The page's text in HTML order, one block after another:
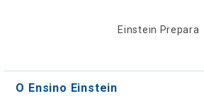
Einstein Prepara
O Ensino Einstein